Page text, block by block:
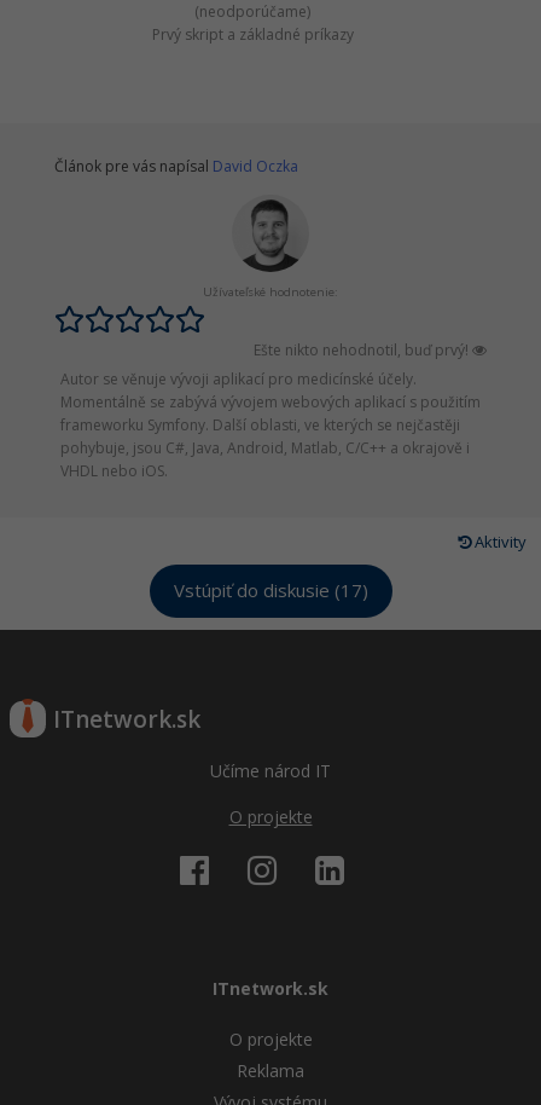
(neodporúčame)
Prvý skript a základné príkazy
Článok pre vás napísal David Oczka
Užívateľské hodnotenie:
Ešte nikto nehodnotil, buď prvý!
Autor se věnuje vývoji aplikací pro medicínské účely.
Momentálně se zabývá vývojem webových aplikací s použitím
frameworku Symfony. Další oblasti, ve kterých se nejčastěji
pohybuje, jsou C#, Java, Android, Matlab, C/C++ a okrajově i
VHDL nebo iOS.
Aktivity
Vstúpiť do diskusie (17)
ITnetwork.sk
Učíme národ IT
O projekte
ITnetwork.sk
O projekte
Reklama